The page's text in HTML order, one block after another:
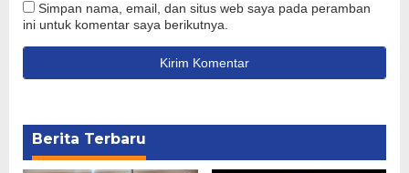
Simpan nama, email, dan situs web saya pada peramban
ini untuk komentar saya berikutnya.
Berita Terbaru